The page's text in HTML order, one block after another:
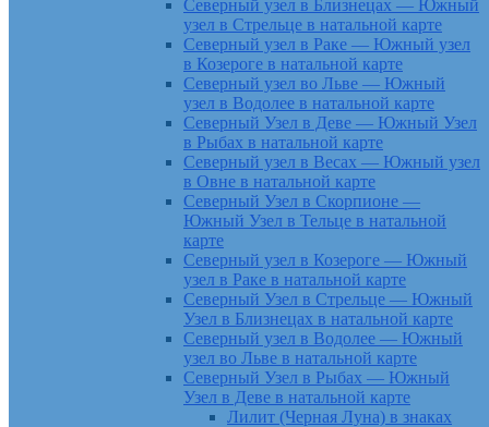
Северный узел в Близнецах — Южный
узел в Стрельце в натальной карте
Северный узел в Раке — Южный узел
в Козероге в натальной карте
Северный узел во Льве — Южный
узел в Водолее в натальной карте
Северный Узел в Деве — Южный Узел
в Рыбах в натальной карте
Северный узел в Весах — Южный узел
в Овне в натальной карте
Северный Узел в Скорпионе —
Южный Узел в Тельце в натальной
карте
Северный узел в Козероге — Южный
узел в Раке в натальной карте
Северный Узел в Стрельце — Южный
Узел в Близнецах в натальной карте
Северный узел в Водолее — Южный
узел во Льве в натальной карте
Северный Узел в Рыбах — Южный
Узел в Деве в натальной карте
Лилит (Черная Луна) в знаках